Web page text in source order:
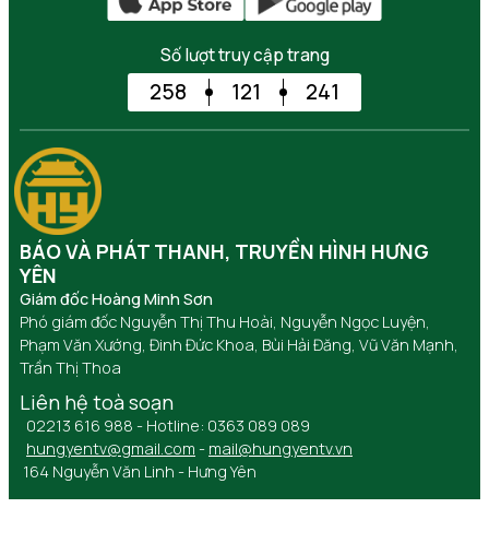
Số lượt truy cập trang
258 121 241
BÁO VÀ PHÁT THANH, TRUYỀN HÌNH HƯNG
YÊN
Giám đốc Hoàng Minh Sơn
Phó giám đốc Nguyễn Thị Thu Hoài, Nguyễn Ngọc Luyện,
Phạm Văn Xướng, Đinh Đức Khoa, Bùi Hải Đăng, Vũ Văn Mạnh,
Trần Thị Thoa
Liên hệ toà soạn
02213 616 988 - Hotline: 0363 089 089
hungyentv@gmail.com - mail@hungyentv.vn
164 Nguyễn Văn Linh - Hưng Yên